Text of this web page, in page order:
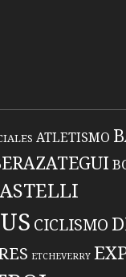
ATLETISMO
CICLISMO
ETCHEVERRY